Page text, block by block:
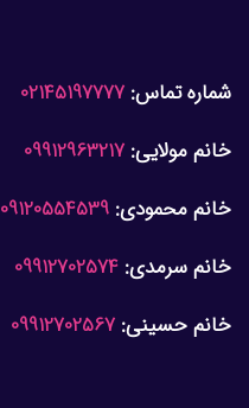
شماره تماس: 02145197777
خانم مولایی: 09912963217
خانم محمودی: 09120554539
خانم سرمدی: 09912702574
خانم حسینی: 09912702567